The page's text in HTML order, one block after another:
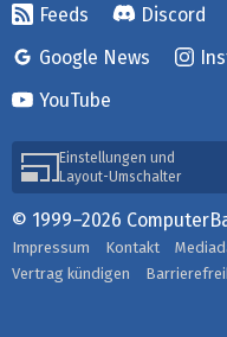
Feeds Discord
Google News
YouTube
Einstellungen und
Layout-Umschalter
© 1999–2026
Impressum Kontakt
Vertrag kündigen